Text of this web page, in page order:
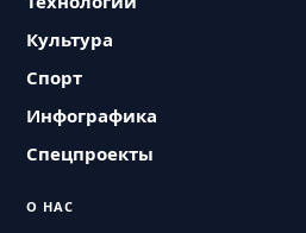
Культура
Спорт
Инфографика
Спецпроекты
О НАС